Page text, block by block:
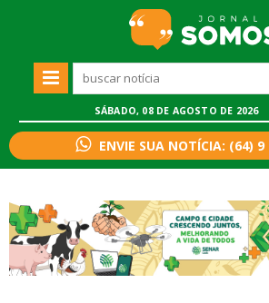
SÁBADO, 08 DE AGOSTO DE 2026
ENVIE SUA NOTÍCIA: (64)